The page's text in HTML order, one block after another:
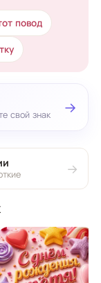
повод
свой знак →
→